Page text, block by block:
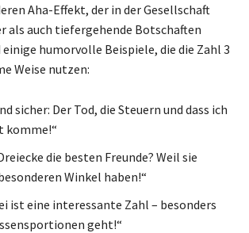
Aha-Effekt, der in der Gesellschaft
als auch tiefergehende Botschaften
humorvolle Beispiele, die die Zahl 3
Weise nutzen:
sicher: Der Tod, die Steuern und dass ich
komme!“
die besten Freunde? Weil sie
Winkel haben!“
ist eine interessante Zahl – besonders
geht!“